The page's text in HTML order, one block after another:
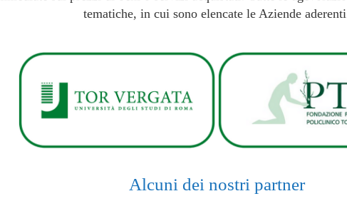
tematiche, in cui sono elencate le Aziende
Alcuni dei nostri partner